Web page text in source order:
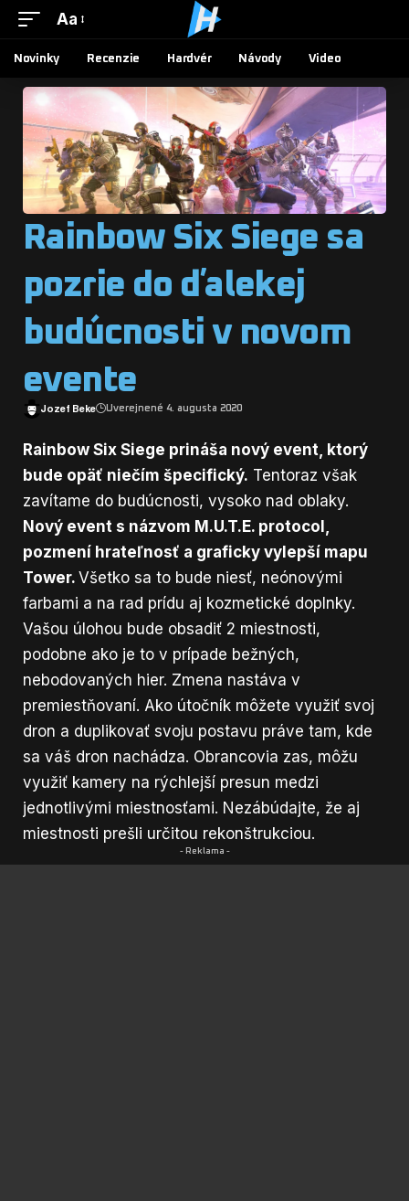
Aa
Novinky Recenzie Hardvér Návody Video
Rainbow Six Siege sa
pozrie do ďalekej
budúcnosti v novom
evente
Jozef Beke Uverejnené 4. augusta 2020
Rainbow Six Siege prináša nový event , ktorý
bude opäť niečím špecifický. Tentoraz však
zavítame do budúcnosti, vysoko nad oblaky.
Nový event s názvom M.U.T.E. protocol,
pozmení hrateľnosť a graficky vylepší mapu
Tower. Všetko sa to bude niesť, neónovými
farbami a na rad prídu aj kozmetické doplnky.
Vašou úlohou bude obsadiť 2 miestnosti,
podobne ako je to v prípade bežných,
nebodovaných hier. Zmena nastáva v
premiestňovaní. Ako útočník môžete využiť svoj
dron a duplikovať svoju postavu práve tam, kde
sa váš dron nachádza. Obrancovia zas, môžu
využiť kamery na rýchlejší presun medzi
jednotlivými miestnosťami. Nezábúdajte, že aj
miestnosti prešli určitou rekonštrukciou.
- Reklama -